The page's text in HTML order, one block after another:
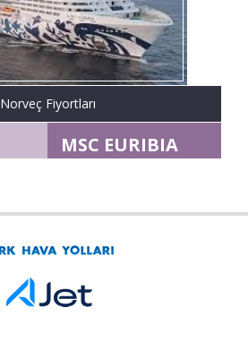
Norveç Fiyortları
MSC EURIBIA